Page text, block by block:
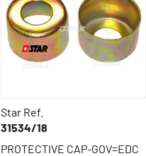
Star Ref.
31534/18
PROTECTIVE CAP-GOV=EDC